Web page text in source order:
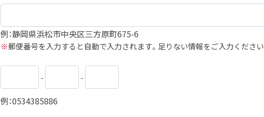
例：静岡県浜松市中央区三方原町675-6
※郵便番号を入力すると自動で入力されます。足りない情報をご入力ください
- -
例：0534385886